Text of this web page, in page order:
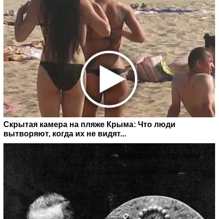
Скрытая камера на пляже Крыма: Что люди
вытворяют, когда их не видят...